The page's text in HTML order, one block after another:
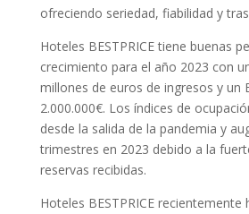
ofreciendo seriedad, fiabilidad y
Hoteles BESTPRICE tiene buenas
crecimiento para el año 2023 con
millones de euros de ingresos y un
2.000.000€. Los índices de
desde la salida de la pandemia y
trimestres en 2023 debido a la
reservas recibidas.
Hoteles BESTPRICE recientemente